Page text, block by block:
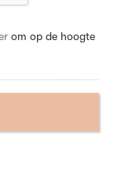
om op de hoogte